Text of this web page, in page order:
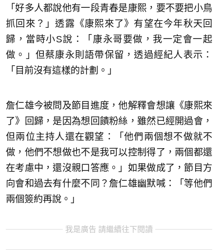
「好多人都說他有一段青春是康熙，要不要把小鳥
抓回來？」透露《康熙來了》有望在今年秋天回
歸，當時小S說：「康永哥要做，我一定會一起
做。」但蔡康永則語帶保留，透過經紀人表示：
「目前沒有這樣的計劃。」
詹仁雄今被問及節目進度，他解釋會想讓《康熙來
了》回歸，是因為想回饋粉絲，雖然已經開過會，
但兩位主持人還在觀望：「他們兩個想不做就不
做，他們不想做也不是我可以控制得了，兩個都還
在考慮中，還沒親口答應。」如果做成了，節目方
向會和過去有什麼不同？詹仁雄幽默喊：「等他們
兩個簽約再說。」
我是廣告 請繼續往下閱讀